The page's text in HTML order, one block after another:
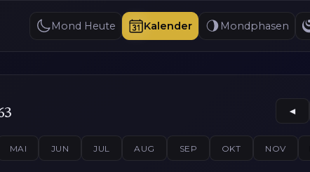
Mond Heute Kalender Mondphasen
◄
MAI JUN JUL AUG SEP OKT NOV